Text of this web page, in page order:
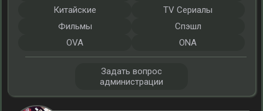
Китайские
TV Сериалы
Фильмы
Спэшл
OVA
ONA
Задать вопрос
администрации